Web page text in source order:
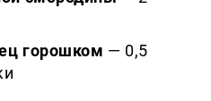
горошком — 0,5